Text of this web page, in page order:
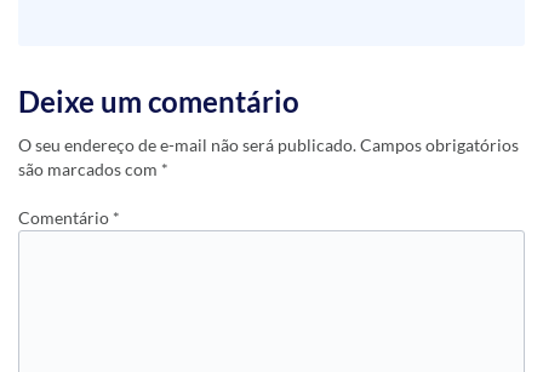
Deixe um comentário
O seu endereço de e-mail não será publicado.Campos obrigatórios
são marcados com *
Comentário *